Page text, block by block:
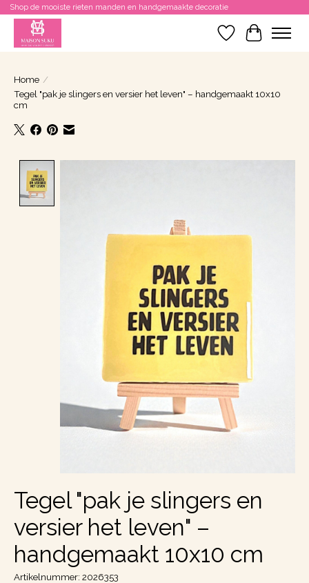
Shop de mooiste rieten manden en handgemaakte decoratie
Verlanglijst
Home /
Tegel "pak je slingers en versier het leven" – handgemaakt 10x10
cm
Tegel "pak je slingers en
versier het leven" –
handgemaakt 10x10 cm
Artikelnummer: 2026353